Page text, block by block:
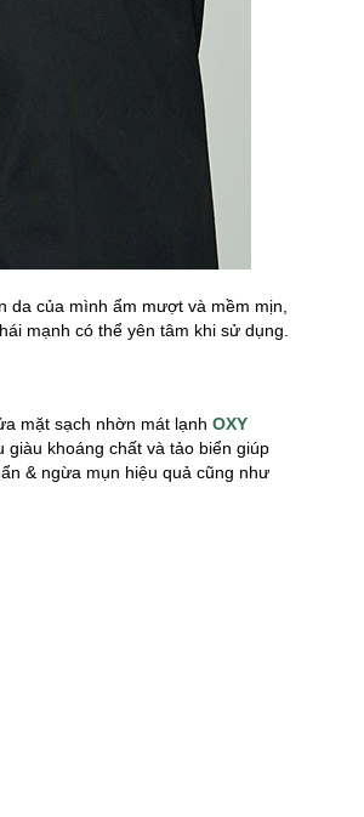
da của mình ẩm mượt và mềm mịn,
mạnh có thể yên tâm khi sử dụng.
mặt sạch nhờn mát lạnhOXY
giàu khoáng chất và tảo biển giúp
& ngừa mụn hiệu quả cũng như